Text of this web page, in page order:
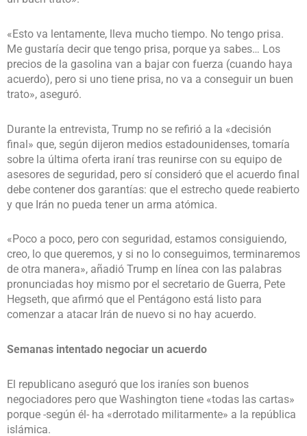
«Esto va lentamente, lleva mucho tiempo. No tengo prisa.
Me gustaría decir que tengo prisa, porque ya sabes… Los
precios de la gasolina van a bajar con fuerza (cuando haya
acuerdo), pero si uno tiene prisa, no va a conseguir un buen
trato», aseguró.
Durante la entrevista, Trump no se refirió a la «decisión
final» que, según dijeron medios estadounidenses, tomaría
sobre la última oferta iraní tras reunirse con su equipo de
asesores de seguridad, pero sí consideró que el acuerdo final
debe contener dos garantías: que el estrecho quede reabierto
y que Irán no pueda tener un arma atómica.
«Poco a poco, pero con seguridad, estamos consiguiendo,
creo, lo que queremos, y si no lo conseguimos, terminaremos
de otra manera», añadió Trump en línea con las palabras
pronunciadas hoy mismo por el secretario de Guerra, Pete
Hegseth, que afirmó que el Pentágono está listo para
comenzar a atacar Irán de nuevo si no hay acuerdo.
Semanas intentado negociar un acuerdo
El republicano aseguró que los iraníes son buenos
negociadores pero que Washington tiene «todas las cartas»
porque -según él- ha «derrotado militarmente» a la república
islámica.